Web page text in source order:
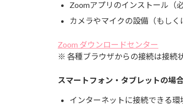
Zoomアプリのインストール（
カメラやマイクの設備（もしく
Zoom ダウンロードセンター
※ 各種ブラウザからの接続は接続
スマートフォン・タブレットの場
インターネットに接続できる環